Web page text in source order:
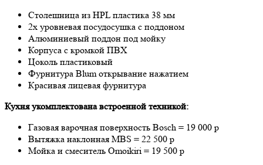
Столешница из HPL пластика 38 мм
2х уровневая посудосушка с поддоном
Алюминиевый поддон под мойку
Корпуса с кромкой ПВХ
Цоколь пластиковый
Фурнитура Blum открывание нажатием
Красивая лицевая фурнитура
Кухня укомплектована встроенной техникой:
Газовая варочная поверхность Bosch = 19 000 р
Вытяжка наклонная MBS = 22 500 р
Мойка и смеситель Omoikiri = 19 500 р